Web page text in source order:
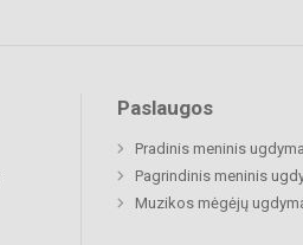
Paslaugos
Pradinis meninis
Pagrindinis meninis
Muzikos mėgėjų